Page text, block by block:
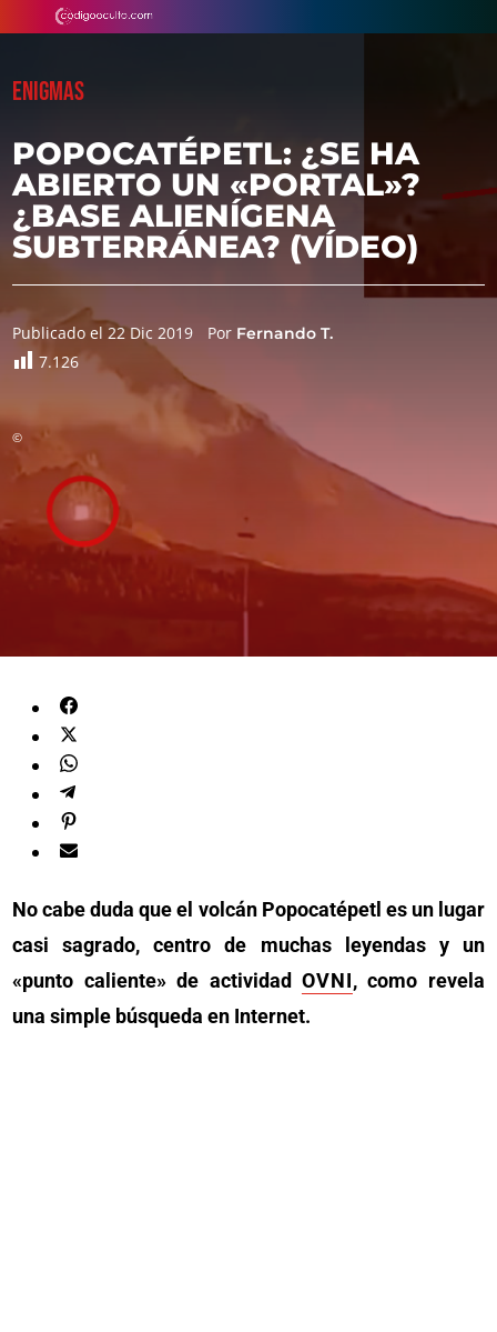
ENIGMAS
POPOCATÉPETL: ¿SE HA
ABIERTO UN «PORTAL»?
¿BASE ALIENÍGENA
SUBTERRÁNEA? (VÍDEO)
Publicado el 22 Dic 2019 Por Fernando T.
7.126
©
No cabe duda que el volcán Popocatépetl es un lugar
casi sagrado, centro de muchas leyendas y un
«punto caliente» de actividad OVNI, como revela
una simple búsqueda en Internet.